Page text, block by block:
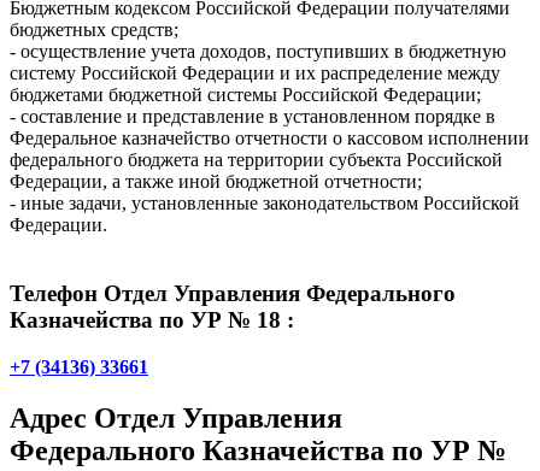
Бюджетным кодексом Российской Федерации получателями
бюджетных средств;
- осуществление учета доходов, поступивших в бюджетную
систему Российской Федерации и их распределение между
бюджетами бюджетной системы Российской Федерации;
- составление и представление в установленном порядке в
Федеральное казначейство отчетности о кассовом исполнении
федерального бюджета на территории субъекта Российской
Федерации, а также иной бюджетной отчетности;
- иные задачи, установленные законодательством Российской
Федерации.
Телефон Отдел Управления Федерального
Казначейства по УР № 18 :
+7 (34136) 33661
Адрес Отдел Управления
Федерального Казначейства по УР №